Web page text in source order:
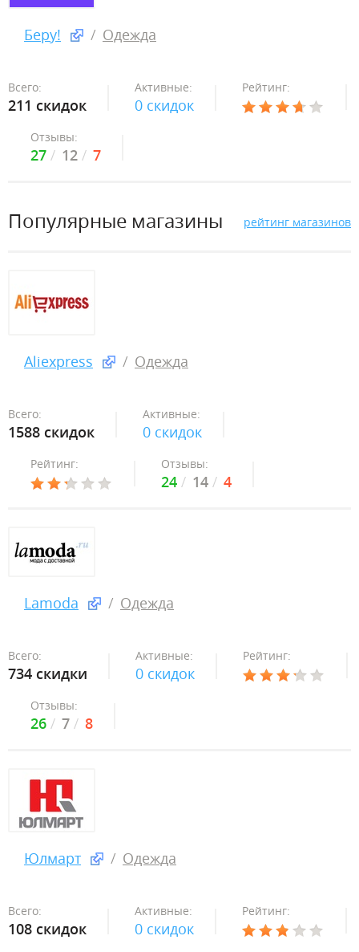
Беру! Одежда
Всего:
211 скидок
Активные:
0 скидок
Рейтинг:
Отзывы:
27 12 7
Популярные магазины рейтинг магазинов
Aliexpress Одежда
Всего:
1588 скидок
Активные:
0 скидок
Рейтинг: Отзывы:
24 14 4
Lamoda Одежда
Всего:
734 скидки
Активные:
0 скидок
Рейтинг:
Отзывы:
26 7 8
Юлмарт Одежда
Всего:
108 скидок
Активные:
0 скидок
Рейтинг: